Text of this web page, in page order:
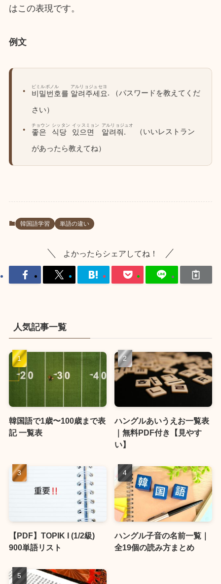
はこの表現です。
例文
비밀번호를
ピミルボノル
알려주세요
アルリョジュセヨ
. （パスワードを教えてくだ
さい）
좋은
チョウン
식당
シッタン
있으면
イッスミョン
알려줘.
アルリョジュオ
（いいレストラン
があったら教えてね）
韓国語学習 単語の違い
よかったらシェアしてね！
人気記事一覧
韓国語で1歳〜100歳まで表
記 一覧表
ハングルあいうえお一覧表
｜無料PDF付き【見やす
い】
【PDF】TOPIK I (1/2級)
900単語リスト
ハングル子音の名前一覧｜
全19個の読み方まとめ